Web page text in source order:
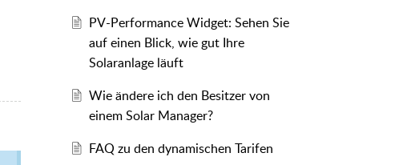
PV-Performance Widget: Sehen Sie
auf einen Blick, wie gut Ihre
Solaranlage läuft
Wie ändere ich den Besitzer von
einem Solar Manager?
FAQ zu den dynamischen Tarifen